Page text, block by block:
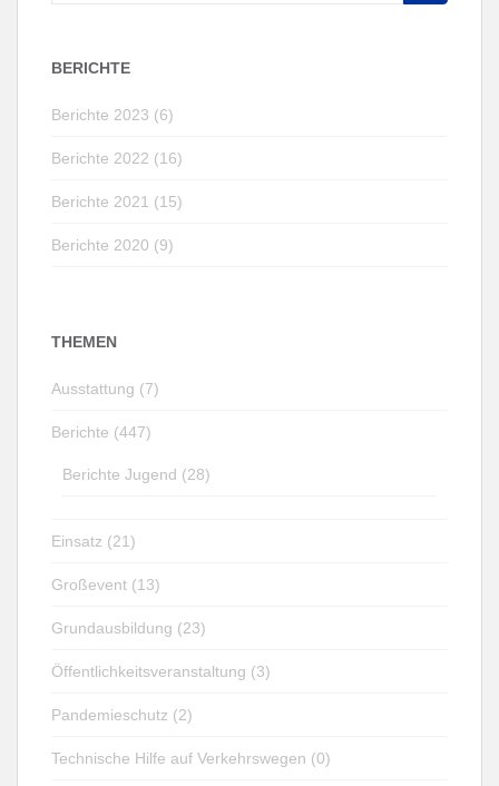
BERICHTE
Berichte 2023 (6)
Berichte 2022 (16)
Berichte 2021 (15)
Berichte 2020 (9)
THEMEN
Ausstattung (7)
Berichte (447)
Berichte Jugend (28)
Einsatz (21)
Großevent (13)
Grundausbildung (23)
Öffentlichkeitsveranstaltung (3)
Pandemieschutz (2)
Technische Hilfe auf Verkehrswegen (0)